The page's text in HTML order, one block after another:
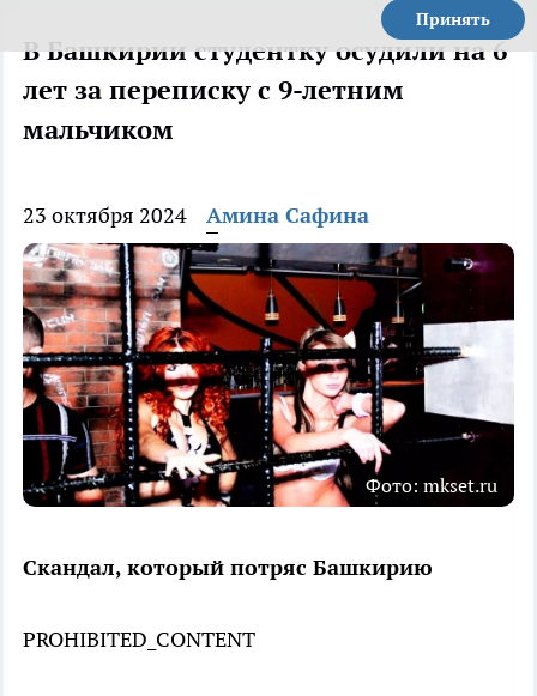
Принять
В Башкирии студентку осудили на 6
лет за переписку с 9-летним
мальчиком
23 октября 2024 Амина Сафина
Фото: mkset.ru
Скандал, который потряс Башкирию
PROHIBITED_CONTENT